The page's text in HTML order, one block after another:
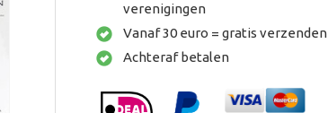
verenigingen
Vanaf 30 euro = gratis verzenden
Achteraf betalen